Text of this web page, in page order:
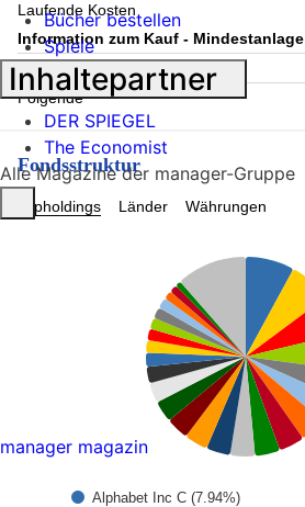
Laufende Kosten
Information zum Kauf - Mindestanlage
Einmalig
Folgende
Fondsstruktur
Topholdings Länder Währungen
Alphabet Inc C (7.94%)
Bücher bestellen
Spiele
Inhaltepartner
DER SPIEGEL
The Economist
Alle Magazine der manager-Gruppe
manager magazin